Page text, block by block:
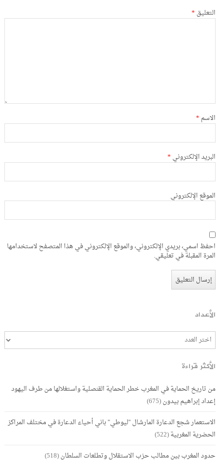
التعليق *
الاسم *
البريد الإلكتروني *
الموقع الإلكتروني
احفظ اسمي، بريدي الإلكتروني، والموقع الإلكتروني في هذا المتصفح لاستخدامها
المرة المقبلة في تعليقي.
الأعداد
الأكثر قراءة
من تاريخ الحماية في المغرب خطر الحماية القنصلية واستغلالها من طرف اليهود
إعداد إبراهيم بيدون(675)
الاستعمار شجع الدعارة المارشال "ليوطي" باني أحياء الدعارة في مختلف المراكز
الحضرية المغربية(522)
حدود المغرب بين مطالب حزب الاستقلال وتطلعات السلطان(518)